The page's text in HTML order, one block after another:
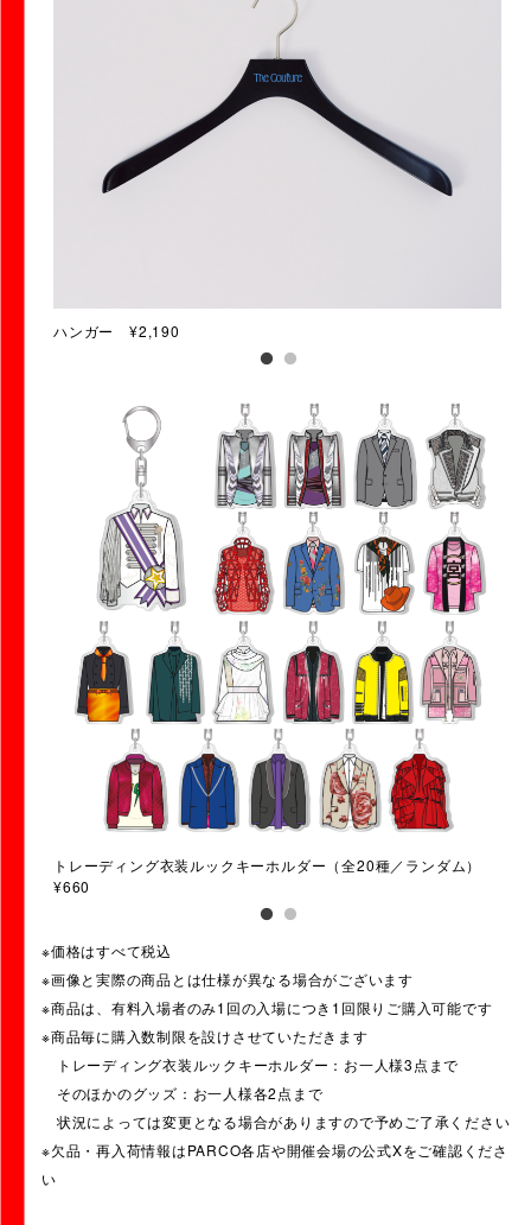
ハンガー ¥2,190
トレーディング衣装ルックキーホルダー（全20種／ランダム）
¥660
※価格はすべて税込
※画像と実際の商品とは仕様が異なる場合がございます
※商品は、有料入場者のみ1回の入場につき1回限りご購入可能です
※商品毎に購入数制限を設けさせていただきます
トレーディング衣装ルックキーホルダー：お一人様3点まで
そのほかのグッズ：お一人様各2点まで
状況によっては変更となる場合がありますので予めご了承ください
※欠品・再入荷情報はPARCO各店や開催会場の公式Xをご確認くださ
い